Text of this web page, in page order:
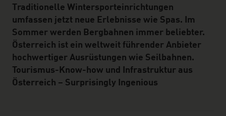
Traditionelle Wintersporteinrichtungen
umfassen jetzt neue Erlebnisse wie Spas. Im
Sommer werden Bergbahnen immer beliebter.
Österreich ist ein weltweit führender Anbieter
hochwertiger Ausrüstungen wie Seilbahnen.
Tourismus-Know-how und Infrastruktur aus
Österreich – Surprisingly Ingenious